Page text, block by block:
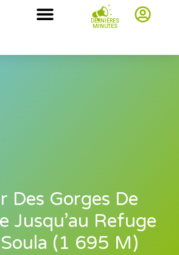
DERNIÈRES
MINUTES
Des Gorges De
Jusqu’au Refuge
(1 695 M)